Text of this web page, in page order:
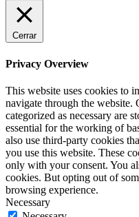
Cerrar
Privacy Overview
This website uses cookies to
navigate through the website.
categorized as necessary are
essential for the working of
also use third-party cookies
you use this website. These
only with your consent. You
cookies. But opting out of
browsing experience.
Necessary